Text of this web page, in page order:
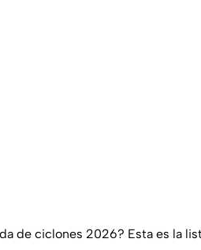
de ciclones 2026? Esta es la